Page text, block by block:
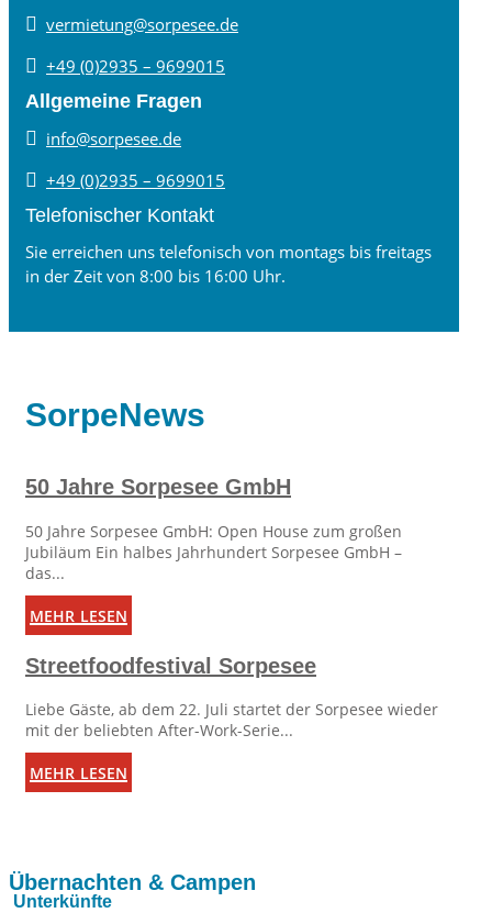
 vermietung@sorpesee.de
 +49 (0)2935 – 9699015
Allgemeine Fragen
 info@sorpesee.de
 +49 (0)2935 – 9699015
Telefonischer Kontakt
Sie erreichen uns telefonisch von montags bis freitags
in der Zeit von 8:00 bis 16:00 Uhr.
SorpeNews
50 Jahre Sorpesee GmbH
50 Jahre Sorpesee GmbH: Open House zum großen
Jubiläum Ein halbes Jahrhundert Sorpesee GmbH –
das...
mehr lesen
Streetfoodfestival Sorpesee
Liebe Gäste, ab dem 22. Juli startet der Sorpesee wieder
mit der beliebten After-Work-Serie...
mehr lesen
Übernachten & Campen
Unterkünfte